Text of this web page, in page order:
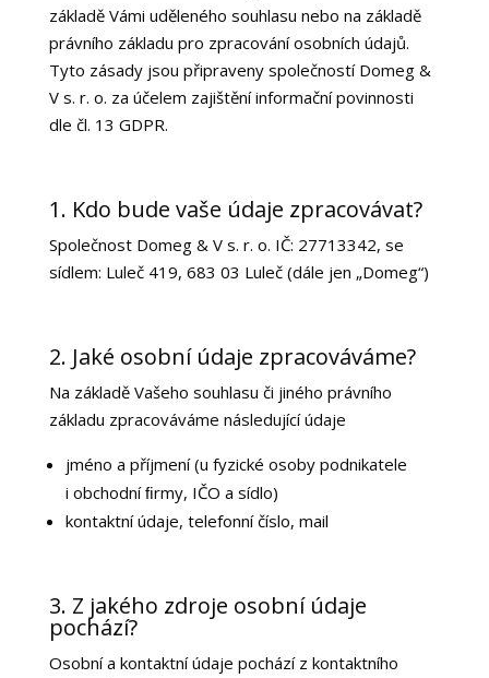
základě Vámi uděleného souhlasu nebo na základě
právního základu pro zpracování osobních údajů.
Tyto zásady jsou připraveny společnostíDomeg &
V s. r. o. za účelem zajištění informační povinnosti
dle čl. 13 GDPR.
1. Kdo bude vaše údaje zpracovávat?
SpolečnostDomeg & V s. r. o. IČ: 27713342, se
sídlem: Luleč 419, 683 03 Luleč (dále jen „Domeg“)
2. Jaké osobní údaje zpracováváme?
Na základě Vašeho souhlasu či jiného právního
základu zpracováváme následující údaje
jméno a příjmení (u fyzické osoby podnikatele
i obchodní ﬁrmy, IČO a sídlo)
kontaktní údaje, telefonní číslo, mail
3. Z jakého zdroje osobní údaje
pochází?
Osobní a kontaktní údaje pochází z kontaktního